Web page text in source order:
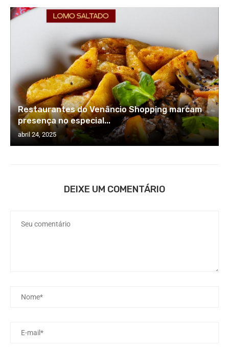
Restaurantes do Venâncio Shopping marcam
presença no especial...
abril 24, 2025
DEIXE UM COMENTÁRIO